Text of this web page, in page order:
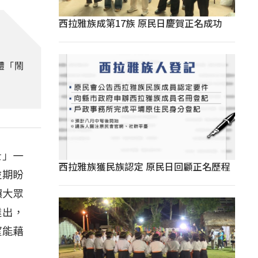
「鬧
一
盼
眾
，
藉
西拉雅族成第17族 原民日慶賀正名成功
西拉雅族獲民族認定 原民日回顧正名歷程